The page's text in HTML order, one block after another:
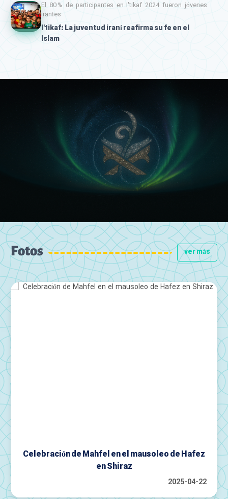
El 80 % de participantes en I'tikaf 2024 fueron jóvenes
iraníes
I'tikaf: La juventud iraní reafirma su fe en el
Islam
Fotos ver más
Celebración de Mahfel en el mausoleo de Hafez
en Shiraz
2025-04-22